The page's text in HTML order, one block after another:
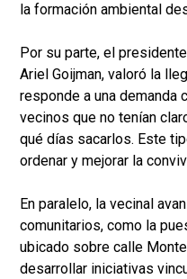
la formación ambiental
Por su parte, el
Ariel Goijman, valoró la
responde a una demanda
vecinos que no tenían
qué días sacarlos. Este
ordenar y mejorar la
En paralelo, la vecinal
comunitarios, como la
ubicado sobre calle
desarrollar iniciativas